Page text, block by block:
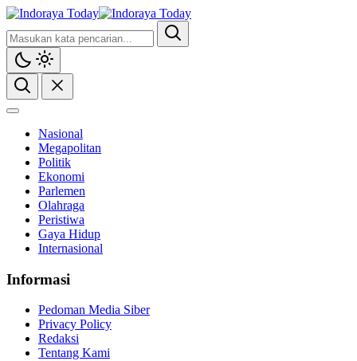
Nasional
Megapolitan
Politik
Ekonomi
Parlemen
Olahraga
Peristiwa
Gaya Hidup
Internasional
Informasi
Pedoman Media Siber
Privacy Policy
Redaksi
Tentang Kami